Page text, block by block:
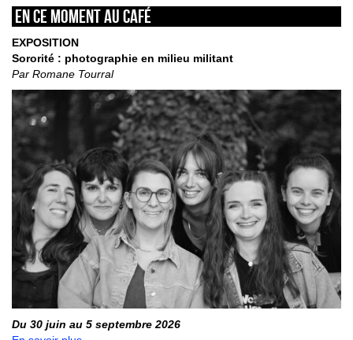
En ce moment au café
EXPOSITION
Sororité : photographie en milieu militant
Par Romane Tourral
Du 30 juin au 5 septembre 2026